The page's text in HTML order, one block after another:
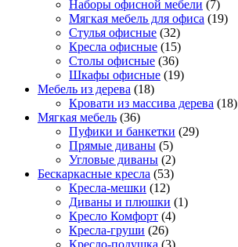
Наборы офисной мебели (7)
Мягкая мебель для офиса (19)
Стулья офисные (32)
Кресла офисные (15)
Столы офисные (36)
Шкафы офисные (19)
Мебель из дерева (18)
Кровати из массива дерева (18)
Мягкая мебель (36)
Пуфики и банкетки (29)
Прямые диваны (5)
Угловые диваны (2)
Бескаркасные кресла (53)
Кресла-мешки (12)
Диваны и плюшки (1)
Кресло Комфорт (4)
Кресла-груши (26)